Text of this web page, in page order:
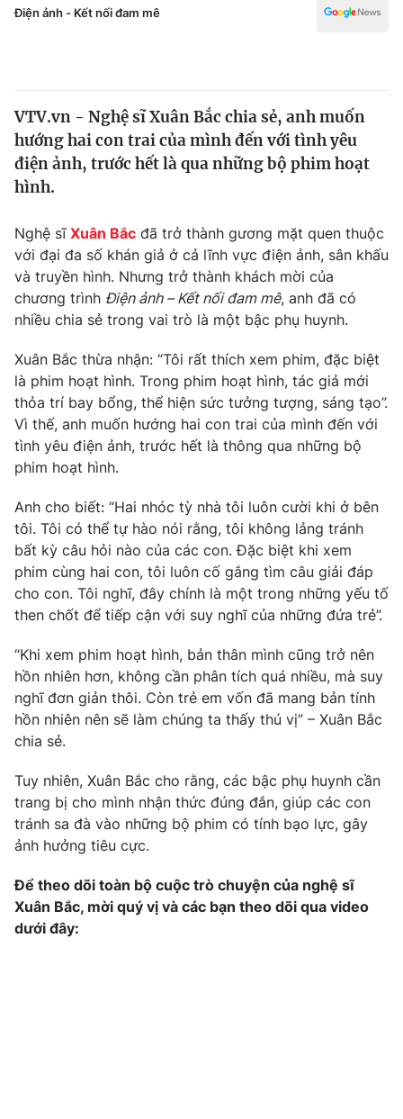
Pháp luật
Thế giới
Tin tức
Thế giới đó đây
Câu chuyện quốc tế
Kinh tế
Thị trường
Góc doanh nghiệp
Dữ liệu và đời sống
Truyền hình
Phim VTV
Hậu trường
Nhân vật
Khán giả
Giải sao mai
Giải trí
Điện ảnh
Âm nhạc
Sao
Đời sống
Du lịch
Làm đẹp
Giáo dục
Tuyển sinh
Học trực tuyến
Hitech Công nghệ tương lai
Sản phẩm
Thị trường
Giao lưu trực tuyến
Lịch phát sóng
Chuyên mục khác
Emagazine Podcast
Photo
Video Shorts video
VTV Money
VTV Sức khoẻ Bất động sản
Điện ảnh - Kết nối đam mê
VTV.vn - Nghệ sĩ Xuân Bắc chia sẻ, anh muốn
hướng hai con trai của mình đến với tình yêu
điện ảnh, trước hết là qua những bộ phim hoạt
hình.
Nghệ sĩ Xuân Bắc đã trở thành gương mặt quen thuộc
với đại đa số khán giả ở cả lĩnh vực điện ảnh, sân khấu
và truyền hình. Nhưng trở thành khách mời của
chương trình Điện ảnh – Kết nối đam mê, anh đã có
nhiều chia sẻ trong vai trò là một bậc phụ huynh.
Xuân Bắc thừa nhận: “Tôi rất thích xem phim, đặc biệt
là phim hoạt hình. Trong phim hoạt hình, tác giả mới
thỏa trí bay bổng, thể hiện sức tưởng tượng, sáng tạo”.
Vì thế, anh muốn hướng hai con trai của mình đến với
tình yêu điện ảnh, trước hết là thông qua những bộ
phim hoạt hình.
Anh cho biết: “Hai nhóc tỳ nhà tôi luôn cười khi ở bên
tôi. Tôi có thể tự hào nói rằng, tôi không lảng tránh
bất kỳ câu hỏi nào của các con. Đặc biệt khi xem
phim cùng hai con, tôi luôn cố gắng tìm câu giải đáp
cho con. Tôi nghĩ, đây chính là một trong những yếu tố
then chốt để tiếp cận với suy nghĩ của những đứa trẻ”.
“Khi xem phim hoạt hình, bản thân mình cũng trở nên
hồn nhiên hơn, không cần phân tích quá nhiều, mà suy
nghĩ đơn giản thôi. Còn trẻ em vốn đã mang bản tính
hồn nhiên nên sẽ làm chúng ta thấy thú vị” – Xuân Bắc
chia sẻ.
Tuy nhiên, Xuân Bắc cho rằng, các bậc phụ huynh cần
trang bị cho mình nhận thức đúng đắn, giúp các con
tránh sa đà vào những bộ phim có tính bạo lực, gây
ảnh hưởng tiêu cực.
Để theo dõi toàn bộ cuộc trò chuyện của nghệ sĩ
Xuân Bắc, mời quý vị và các bạn theo dõi qua video
dưới đây: